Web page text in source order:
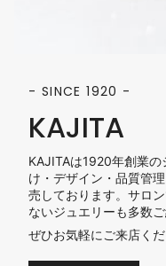
- SINCE 1920 -
KAJITA
KAJITAは1920年創業
け・デザイン・品質管
売しております。サロ
ないジュエリーも多数
ぜひお気軽にご来店くだ